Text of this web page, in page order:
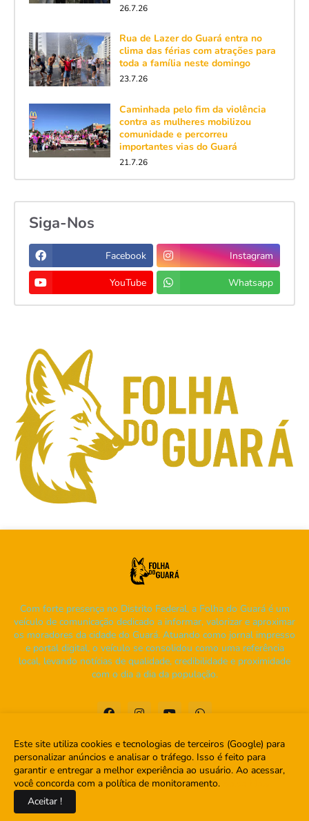
26.7.26
Rua de Lazer do Guará entra no
clima das férias com atrações para
toda a família neste domingo
23.7.26
Caminhada pelo fim da violência
contra as mulheres mobilizou
comunidade e percorreu
importantes vias do Guará
21.7.26
Siga-Nos
Facebook Instagram
YouTube Whatsapp
Com forte presença no Distrito Federal, a Folha do Guará é um
veículo de comunicação dedicado a informar, valorizar e aproximar
os moradores da cidade do Guará. Atuando como jornal impresso
e portal digital, o veículo se consolidou como uma referência
local, levando notícias de qualidade, credibilidade e proximidade
com o dia a dia da população.
Home Sobre Contato
Este site utiliza cookies e tecnologias de terceiros (Google) para
personalizar anúncios e analisar o tráfego. Isso é feito para
garantir e entregar a melhor experiência ao usuário. Ao acessar,
você concorda com a política de monitoramento.
Aceitar !